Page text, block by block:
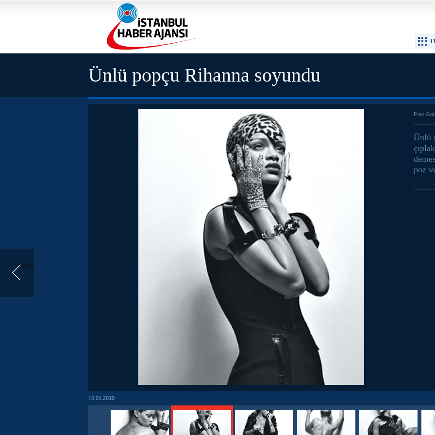
Önceki
Ünlü popçu Rihanna soyundu
Foto
Ünlü
poz
16.01.2010